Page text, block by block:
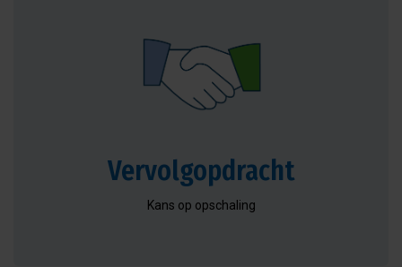
Vervolgopdracht
Kans op opschaling